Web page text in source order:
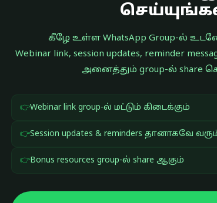
கீழே உள்ள WhatsApp Group-ல்
Webinar link, session updates, reminder
அனைத்தும் group-ல் share
👉Webinar link group-ல் மட்டும் கிடைக்கும்
👉Session updates & reminders தானாகவே
👉Bonus resources group-ல் share ஆகும்